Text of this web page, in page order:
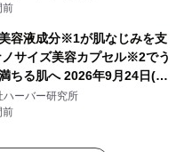
前
容液成分※1が肌なじみを支
ノサイズ美容カプセル※2でう
ちる肌へ 2026年9月24日(木)
ューアル新発売 『ディープモ
ラム』
ハーバー研究所
前